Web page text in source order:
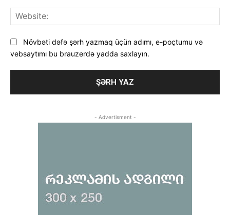
Növbəti dəfə şərh yazmaq üçün adımı, e-poçtumu və
vebsaytımı bu brauzerdə yadda saxlayın.
- Advertisment -